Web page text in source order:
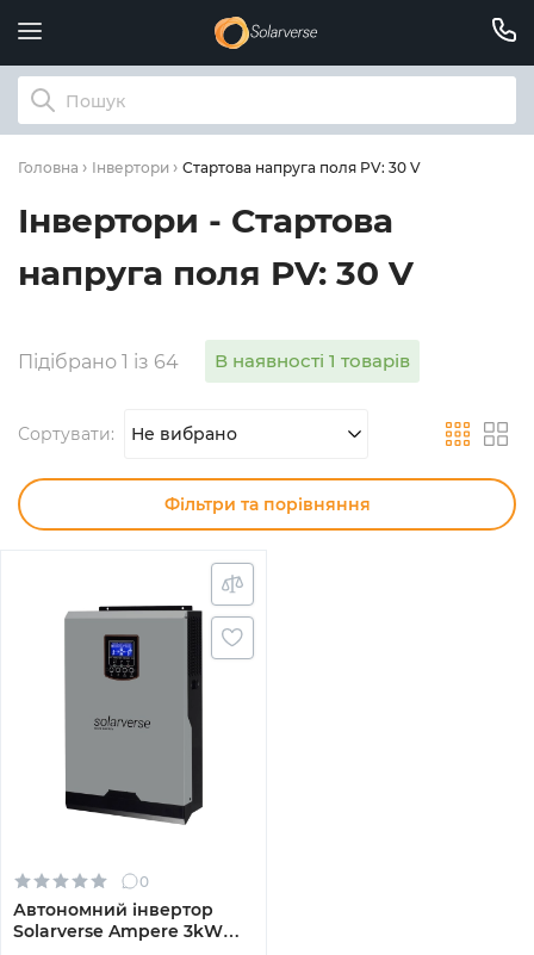
Головна Інвертори Стартова напруга поля PV: 30 V
Інвертори - Стартова
напруга поля PV: 30 V
Підібрано 1 із 64 В наявності 1 товарів
Сортувати: Не вибрано
Фільтри та порівняння
0
Автономний інвертор
Solarverse Ampere 3kW